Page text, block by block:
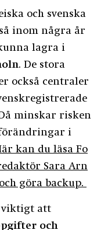
och svenska
inom några år
lagra i
. De stora
också centraler
minskar risken
i
kan du läsa Fo
Sara Arn
göra backup.
viktigt att
och